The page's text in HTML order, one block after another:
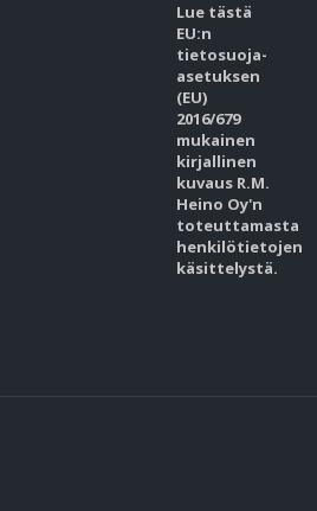
Lue tästä
EU:n
tietosuoja-
asetuksen
(EU)
2016/679
mukainen
kirjallinen
kuvaus R.M.
Heino Oy'n
toteuttamasta
henkilötietojen
käsittelystä.